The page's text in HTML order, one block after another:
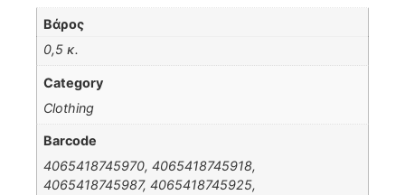
Βάρος
0,5 κ.
Category
Clothing
Barcode
4065418745970, 4065418745918,
4065418745987, 4065418745925,